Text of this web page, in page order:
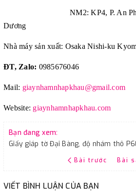
NM2: KP4, P. An Phú,
Dương
Nhà máy sản xuất: Osaka Nishi-ku
ĐT, Zalo: 0985676046
Mail: giaynhamnhapkhau@gmail.com
Website: giaynhamnhapkhau.com
Bạn đang xem:
Bài trước Bài
VIẾT BÌNH LUẬN CỦA BẠN